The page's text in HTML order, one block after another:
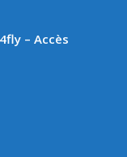
4fly – Accès